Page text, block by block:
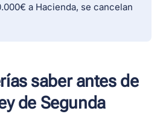
a Hacienda, se cancelan
saber antes de
de Segunda